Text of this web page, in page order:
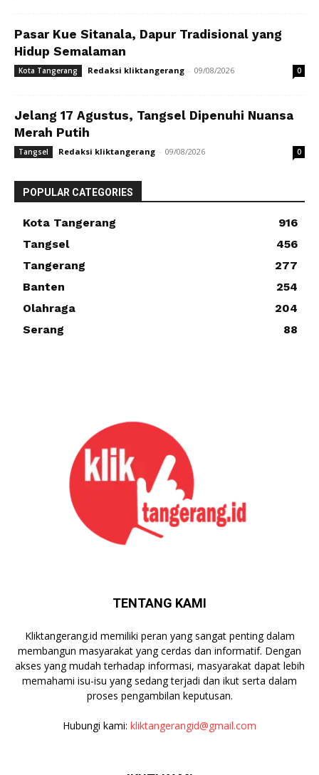
Pasar Kue Sitanala, Dapur Tradisional yang
Hidup Semalaman
Kota Tangerang Redaksi kliktangerang - 09/08/2026 0
Jelang 17 Agustus, Tangsel Dipenuhi Nuansa
Merah Putih
Tangsel Redaksi kliktangerang - 09/08/2026 0
POPULAR CATEGORIES
Kota Tangerang
916
Tangsel
456
Tangerang
277
Banten
254
Olahraga
204
Serang
88
TENTANG KAMI
Kliktangerang.id memiliki peran yang sangat penting dalam
membangun masyarakat yang cerdas dan informatif. Dengan
akses yang mudah terhadap informasi, masyarakat dapat lebih
memahami isu-isu yang sedang terjadi dan ikut serta dalam
proses pengambilan keputusan.
Hubungi kami: kliktangerangid@gmail.com